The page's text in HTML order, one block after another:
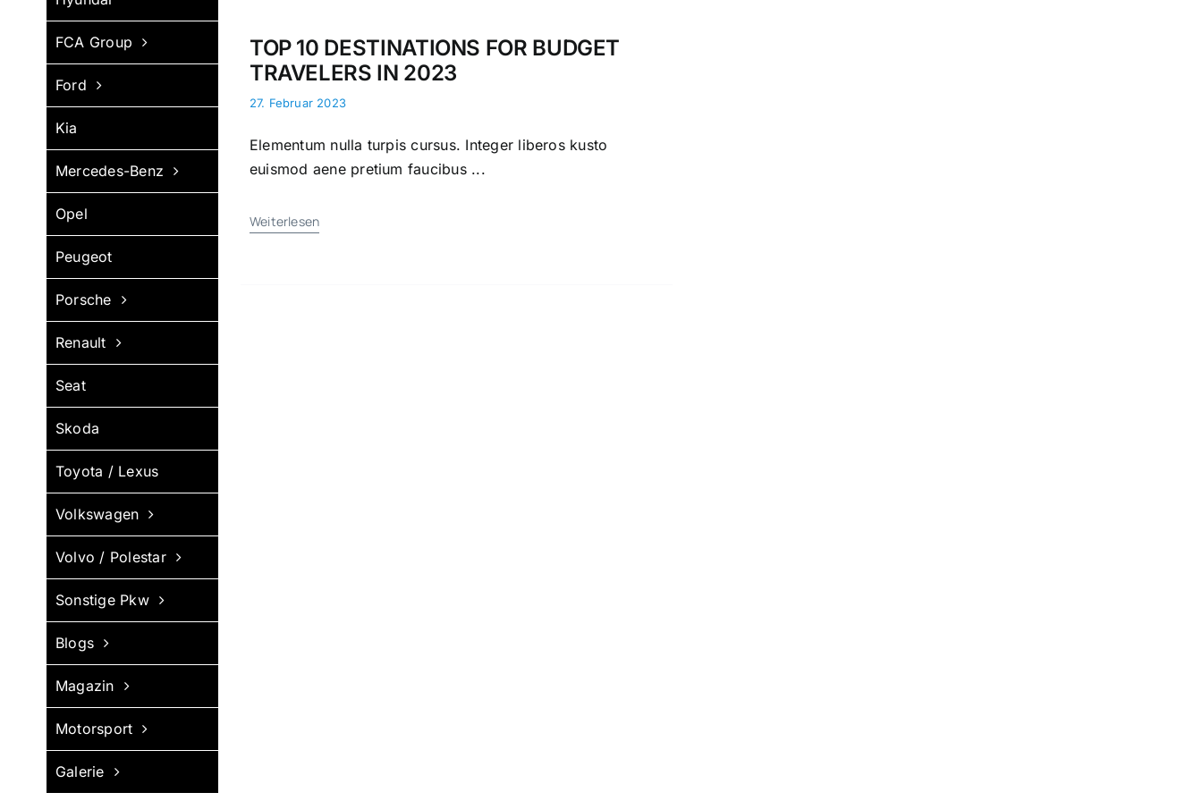
FCA Group
Ford
Kia
Mercedes-Benz
Opel
Peugeot
Porsche
Renault
Seat
Skoda
Toyota / Lexus
Volkswagen
Volvo / Polestar
Sonstige Pkw
Blogs
Magazin
Motorsport
Galerie
TOP 10 DESTINATIONS FOR BUDGET
TRAVELERS IN 2023
27. Februar 2023
Elementum nulla turpis cursus. Integer liberos kusto
euismod aene pretium faucibus ...
Weiterlesen